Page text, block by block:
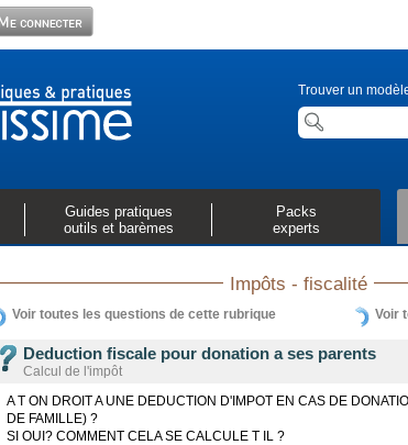
Trouver un
Guides pratiques
outils et barèmes
Packs
experts
Impôts - fiscalité
Voir toutes les questions de cette rubrique Voir
Deduction fiscale pour donation a ses parents
Calcul de l'impôt
A T ON DROIT A UNE DEDUCTION D'IMPOT EN CAS DE
DE FAMILLE) ?
SI OUI? COMMENT CELA SE CALCULE T IL ?